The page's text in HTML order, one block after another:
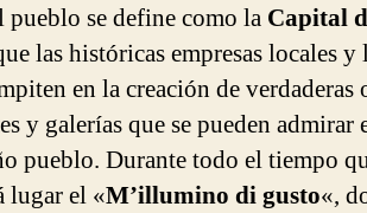
se define como la Capital
las históricas empresas locales y
en la creación de verdaderas
y galerías que se pueden admirar
pueblo. Durante todo el tiempo
lugar el «M’illumino di gusto«,